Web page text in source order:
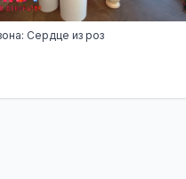
Сердце из роз